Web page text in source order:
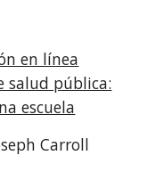
en línea
salud pública:
escuela
Carroll